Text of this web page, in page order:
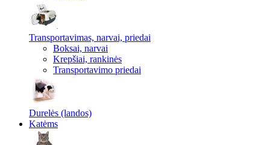
Transportavimas, narvai, priedai
Boksai, narvai
Krepšiai, rankinės
Transportavimo priedai
Durelės (landos)
Katėms